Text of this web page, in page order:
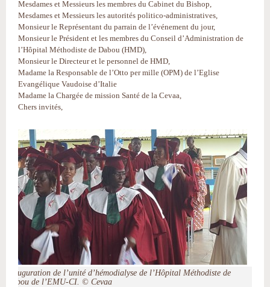
Mesdames et Messieurs les membres du Cabinet du Bishop,
Mesdames et Messieurs les autorités politico-administratives,
Monsieur le Représentant du parrain de l’événement du jour,
Monsieur le Président et les membres du Conseil d’Administration de
l’Hôpital Méthodiste de Dabou (HMD),
Monsieur le Directeur et le personnel de HMD,
Madame la Responsable de l’Otto per mille (OPM) de l’Eglise
Evangélique Vaudoise d’Italie
Madame la Chargée de mission Santé de la Cevaa,
Chers invités,
Inauguration de l’unité d’hémodialyse de l’Hôpital Méthodiste de
Dabou de l’EMU-CI. © Cevaa